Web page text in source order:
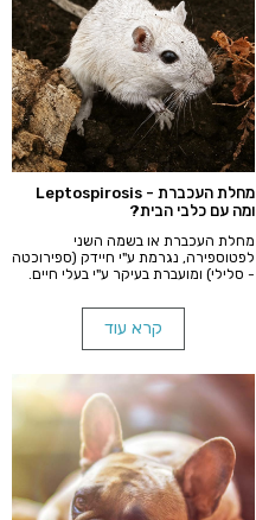
מחלת העכברת - Leptospirosis
ומה עם כלבי הבית?
מחלת העכברת או בשמה השני
לפטוספירה, נגרמת ע"י חיידק (ספירוכטה
- סלילי) ומועברת בעיקר ע"י בעלי חיים.
במקורות מים עומדים/זורמים לאט, לרוב
נפוץ יותר בעונות החמות (אביב וקיץ) אך
בארצנו ניתן להיתקל בה לאורך כל ימות
קרא עוד